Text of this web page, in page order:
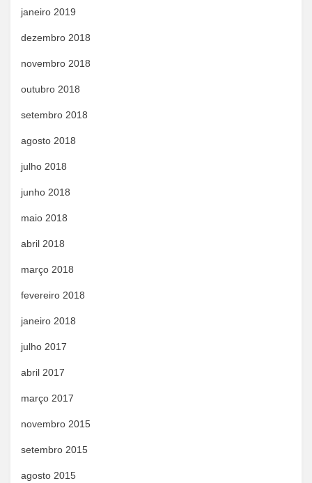
janeiro 2019
dezembro 2018
novembro 2018
outubro 2018
setembro 2018
agosto 2018
julho 2018
junho 2018
maio 2018
abril 2018
março 2018
fevereiro 2018
janeiro 2018
julho 2017
abril 2017
março 2017
novembro 2015
setembro 2015
agosto 2015